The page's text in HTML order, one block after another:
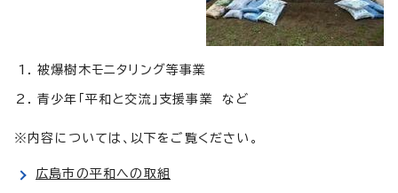
被爆樹木モニタリング等事業
青少年「平和と交流」支援事業 など
※内容については、以下をご覧ください。
広島市の平和への取組